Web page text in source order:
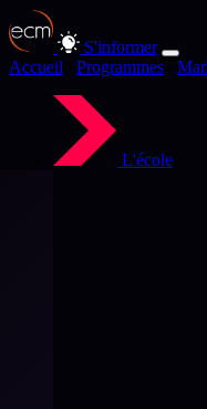
S'informer
Accueil
Programmes
L'école